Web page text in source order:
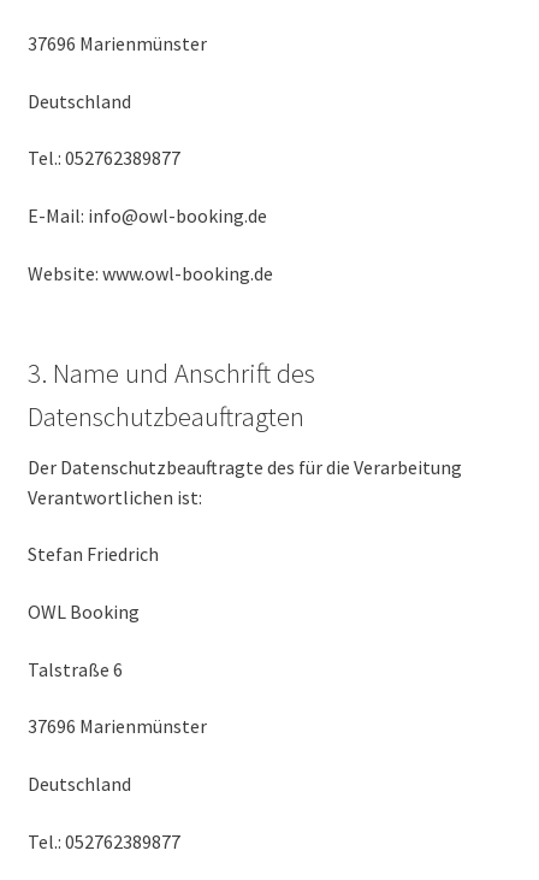
37696 Marienmünster
Deutschland
Tel.: 052762389877
E-Mail: info@owl-booking.de
Website: www.owl-booking.de
3. Name und Anschrift des
Datenschutzbeauftragten
Der Datenschutzbeauftragte des für die Verarbeitung
Verantwortlichen ist:
Stefan Friedrich
OWL Booking
Talstraße 6
37696 Marienmünster
Deutschland
Tel.: 052762389877